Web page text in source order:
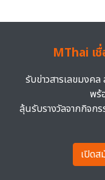
MThai เ
รับข่าวสารเลขมงคล
พร้
ลุ้นรับรางวัลจากกิจก
เปิดส